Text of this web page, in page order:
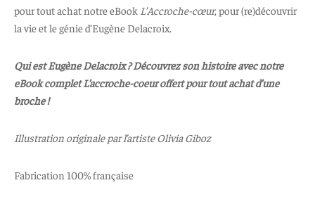
pour tout achat notre eBook L’Accroche-cœur, pour (re)découvrir
la vie et le génie d’Eugène Delacroix.
Qui est Eugène Delacroix ?Découvrez son histoire avec notre
eBook complet L’accroche-coeur offert pour tout achat d’une
broche !
Illustration originale par l’artiste Olivia Giboz
Fabrication 100% française